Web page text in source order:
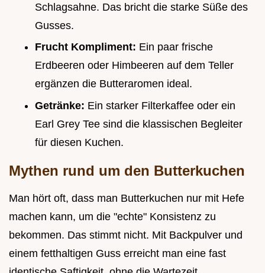
Schlagsahne. Das bricht die starke Süße des
Gusses.
Frucht Kompliment: Ein paar frische
Erdbeeren oder Himbeeren auf dem Teller
ergänzen die Butteraromen ideal.
Getränke: Ein starker Filterkaffee oder ein
Earl Grey Tee sind die klassischen Begleiter
für diesen Kuchen.
Mythen rund um den Butterkuchen
Man hört oft, dass man Butterkuchen nur mit Hefe
machen kann, um die "echte" Konsistenz zu
bekommen. Das stimmt nicht. Mit Backpulver und
einem fetthaltigen Guss erreicht man eine fast